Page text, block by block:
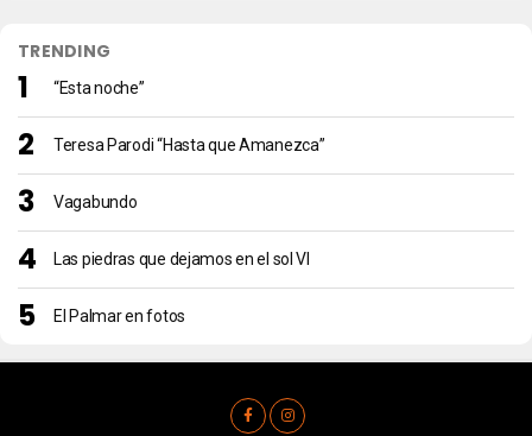
TRENDING
“Esta noche”
Teresa Parodi “Hasta que Amanezca”
Vagabundo
Las piedras que dejamos en el sol VI
El Palmar en fotos